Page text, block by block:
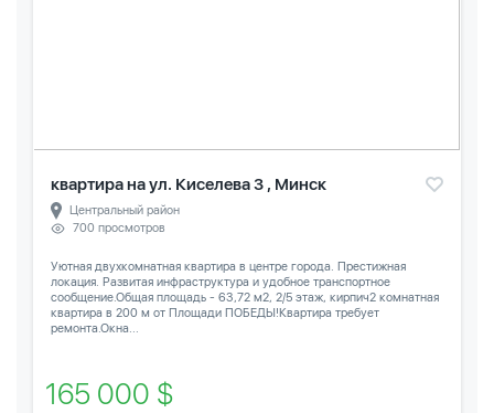
квартира на ул. Киселева 3 , Минск
Центральный район
700 просмотров
Уютная двухкомнатная квартира в центре города. Престижная
локация. Развитая инфраструктура и удобное транспортное
сообщение.Общая площадь - 63,72 м2, 2/5 этаж, кирпич2 комнатная
квартира в 200 м от Площади ПОБЕДЫ!Квартира требует
ремонта.Окна...
165 000 $